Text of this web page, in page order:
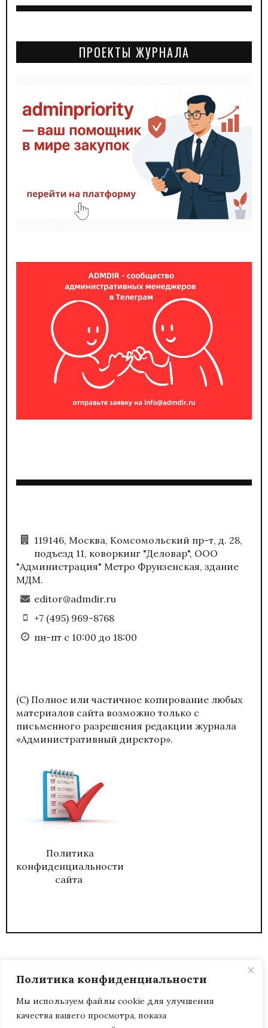
Политика конфиденциальности
Мы используем файлы cookie для улучшения
качества вашего просмотра, показа
ПРОЕКТЫ ЖУРНАЛА
119146, Москва, Комсомольский пр-т, д. 28,
подъезд 11, коворкинг "Деловар", ООО
"Администрация" Метро Фрунзенская, здание
МДМ.
editor@admdir.ru
+7 (495) 969-8768
пн-пт с 10:00 до 18:00
(С) Полное или частичное копирование любых
материалов сайта возможно только с
письменного разрешения редакции журнала
«Административный директор».
Политика
конфиденциальности
сайта